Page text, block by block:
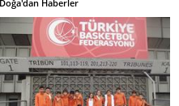
Doğa'dan Haberler